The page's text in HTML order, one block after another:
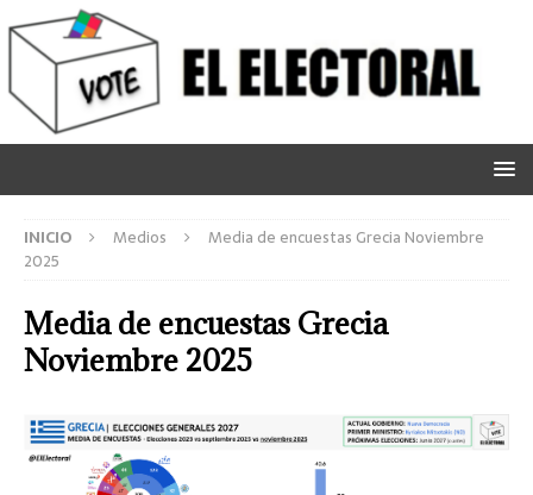
INICIO Medios
Media de encuestas Grecia Noviembre
2025
Media de encuestas Grecia
Noviembre 2025